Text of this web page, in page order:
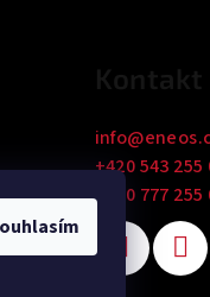
info@
+420 543 255
+420 777 255